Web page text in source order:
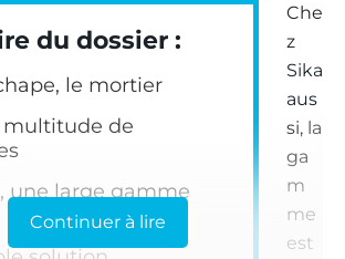
du dossier :
le mortier
multitude de
une large gamme
Che
z
Sika
aus
si, la
ga
m
me
est
Continuer à lire